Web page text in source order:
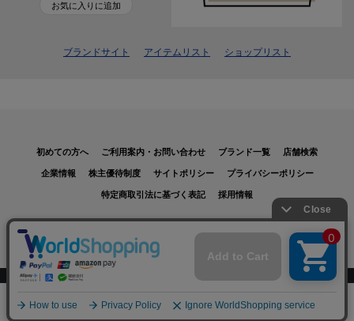
メニュー 買いもの 読みもの お気に入り カート
お気に入りに追加
ブランドサイト アイテムリスト ショップリスト
初めての方へ ご利用案内・お問い合わせ ブランド一覧
店舗検索
企業情報
株主優待制度 サイトポリシー
プライバシーポリシー
特定商取引法に基づく表記
採用情報
スマートフォン ｜PC